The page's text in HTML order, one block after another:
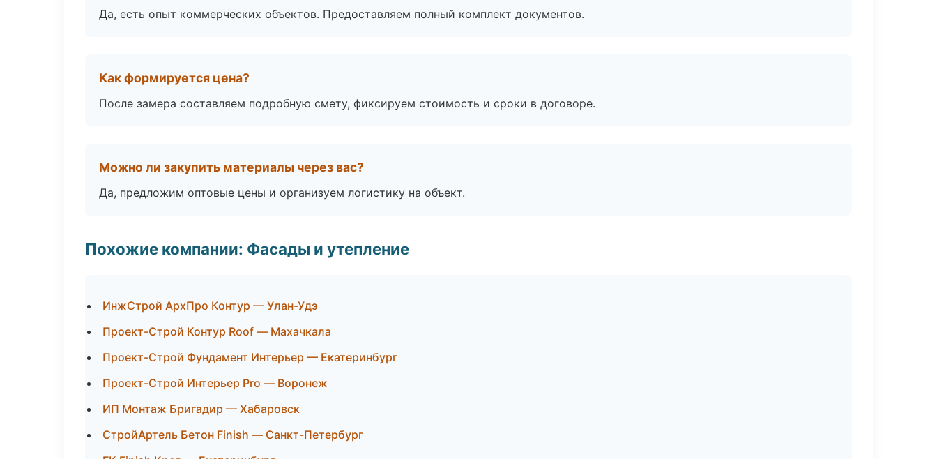
Да, есть опыт коммерческих объектов. Предоставляем полный комплект документов.
Как формируется цена?
После замера составляем подробную смету, фиксируем стоимость и сроки в договоре.
Можно ли закупить материалы через вас?
Да, предложим оптовые цены и организуем логистику на объект.
Похожие компании: Фасады и утепление
ИнжСтрой АрхПро Контур — Улан-Удэ
Проект-Строй Контур Roof — Махачкала
Проект-Строй Фундамент Интерьер — Екатеринбург
Проект-Строй Интерьер Pro — Воронеж
ИП Монтаж Бригадир — Хабаровск
СтройАртель Бетон Finish — Санкт-Петербург